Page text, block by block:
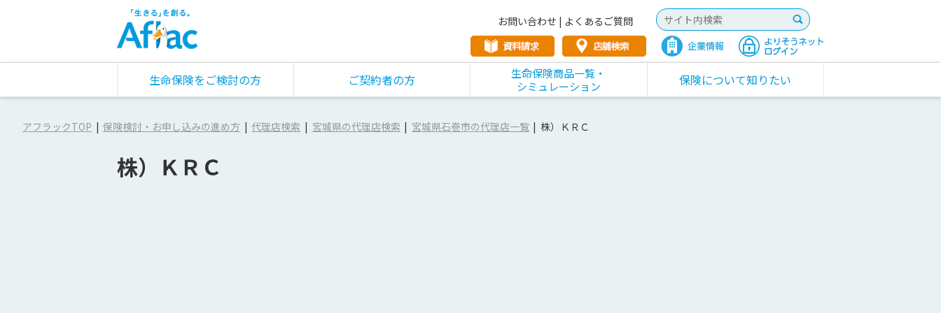
お問い合わせ | よくあるご質問
生命保険をご検討の方 ご契約者の方
生命保険商品一覧・
シミュレーション
保険について知りたい
アフラックTOP 保険検討・お申し込みの進め方 代理店検索 宮城県の代理店検索 宮城県石巻市の代理店一覧 株）ＫＲＣ
株）ＫＲＣ